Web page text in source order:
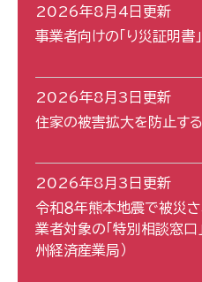
2026年8月4日更新
事業者向けの「り災証明書
2026年8月3日更新
住家の被害拡大を防止す
2026年8月3日更新
令和８年熊本地震で被災
業者対象の「特別相談窓口
州経済産業局）